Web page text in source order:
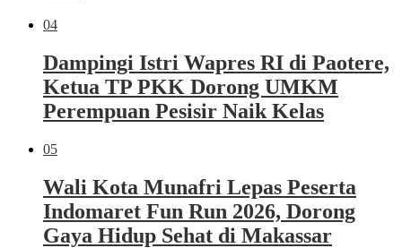
04
Dampingi Istri Wapres RI di Paotere,
Ketua TP PKK Dorong UMKM
Perempuan Pesisir Naik Kelas
05
Wali Kota Munafri Lepas Peserta
Indomaret Fun Run 2026, Dorong
Gaya Hidup Sehat di Makassar